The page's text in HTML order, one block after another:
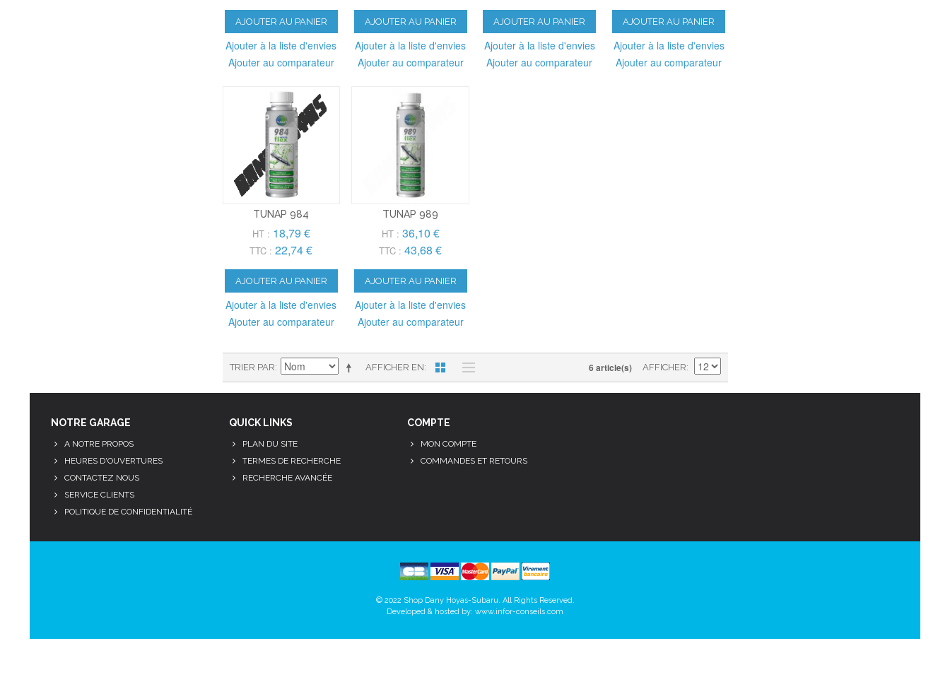
AJOUTER AU PANIER
Ajouter à la liste d'envies
Ajouter au comparateur
AJOUTER AU PANIER
Ajouter à la liste d'envies
Ajouter au comparateur
AJOUTER AU PANIER
Ajouter à la liste d'envies
Ajouter au comparateur
AJOUTER AU PANIER
Ajouter à la liste d'envies
Ajouter au comparateur
TUNAP 984
HT : 18,79 €
TTC : 22,74 €
AJOUTER AU PANIER
Ajouter à la liste d'envies
Ajouter au comparateur
TUNAP 989
HT : 36,10 €
TTC : 43,68 €
AJOUTER AU PANIER
Ajouter à la liste d'envies
Ajouter au comparateur
AFFICHER EN
TRIER PAR 6 article(s) AFFICHER
NOTRE GARAGE
A NOTRE PROPOS
HEURES D'OUVERTURES
CONTACTEZ NOUS
SERVICE CLIENTS
POLITIQUE DE CONFIDENTIALITÉ
QUICK LINKS
PLAN DU SITE
TERMES DE RECHERCHE
RECHERCHE AVANCÉE
COMPTE
MON COMPTE
COMMANDES ET RETOURS
© 2022 Shop Dany Hoyas-Subaru. All Rights Reserved.
Developed & hosted by: www.infor-conseils.com